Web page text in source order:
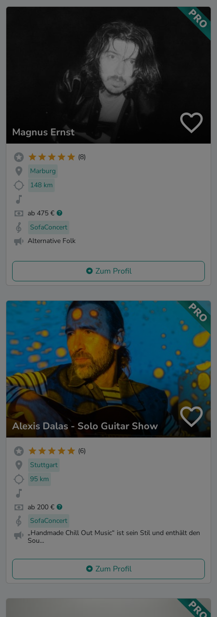
Magnus Ernst
(8)
Marburg
148 km
ab 475 €
SofaConcert
Alternative Folk
Zum Profil
Alexis Dalas - Solo Guitar Show
(6)
Stuttgart
95 km
ab 200 €
SofaConcert
„Handmade Chill Out Music“ ist sein Stil und enthält den
Sou...
Zum Profil